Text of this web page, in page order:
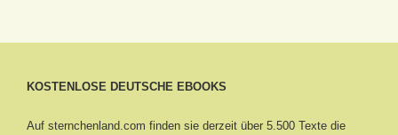
KOSTENLOSE DEUTSCHE EBOOKS
Auf sternchenland.com finden sie derzeit über 5.500 Texte die